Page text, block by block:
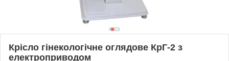
Крісло гінекологічне оглядове КрГ-2 з
електроприводом